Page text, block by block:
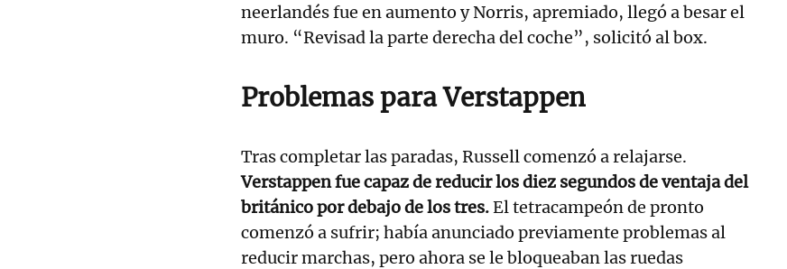
neerlandés fue en aumento y Norris, apremiado, llegó a besar el
muro. “Revisad la parte derecha del coche”, solicitó al box.
Problemas para Verstappen
Tras completar las paradas, Russell comenzó a relajarse.
Verstappen fue capaz de reducir los diez segundos de ventaja del
británico por debajo de los tres.El tetracampeón de pronto
comenzó a sufrir; había anunciado previamente problemas al
reducir marchas, pero ahora se le bloqueaban las ruedas